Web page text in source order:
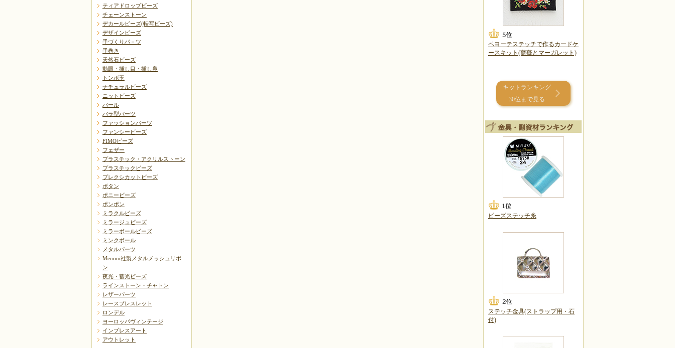
ティアドロップビーズ
チェーンストーン
デカールビーズ(転写ビーズ)
デザインビーズ
手づくりパ－ツ
手巻き
天然石ビーズ
動眼・挿し目・挿し鼻
トンボ玉
ナチュラルビーズ
ニットビーズ
パール
バラ型パーツ
ファッションパーツ
ファンシービーズ
FIMOビーズ
フェザー
プラスチック・アクリルストーン
プラスチックビーズ
プレクシカットビーズ
ボタン
ポニービーズ
ポンポン
ミラクルビーズ
ミラージュビーズ
ミラーボールビーズ
ミンクボール
メタルパーツ
Menoni社製メタルメッシュリボ
ン
夜光・蓄光ビーズ
ラインストーン・チャトン
レザーパーツ
レースブレスレット
ロンデル
ヨーロッパヴィンテージ
インプレスアート
アウトレット
ペヨーテステッチで作るカードケ
ースキット(薔薇とマーガレット)
キットランキング
30位まで見る
ビーズステッチ糸
ステッチ金具(ストラップ用・石
付)